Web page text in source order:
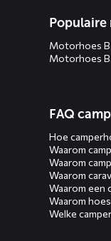
Populaire
Motorhoes
Motorhoes
FAQ
Hoe
Waarom
Waarom
Waarom
Waarom een
Waarom
Welke